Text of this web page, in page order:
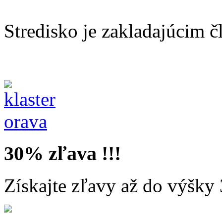
Stredisko je zakladajúcim
30% zľava !!!
Získajte zľavy až do